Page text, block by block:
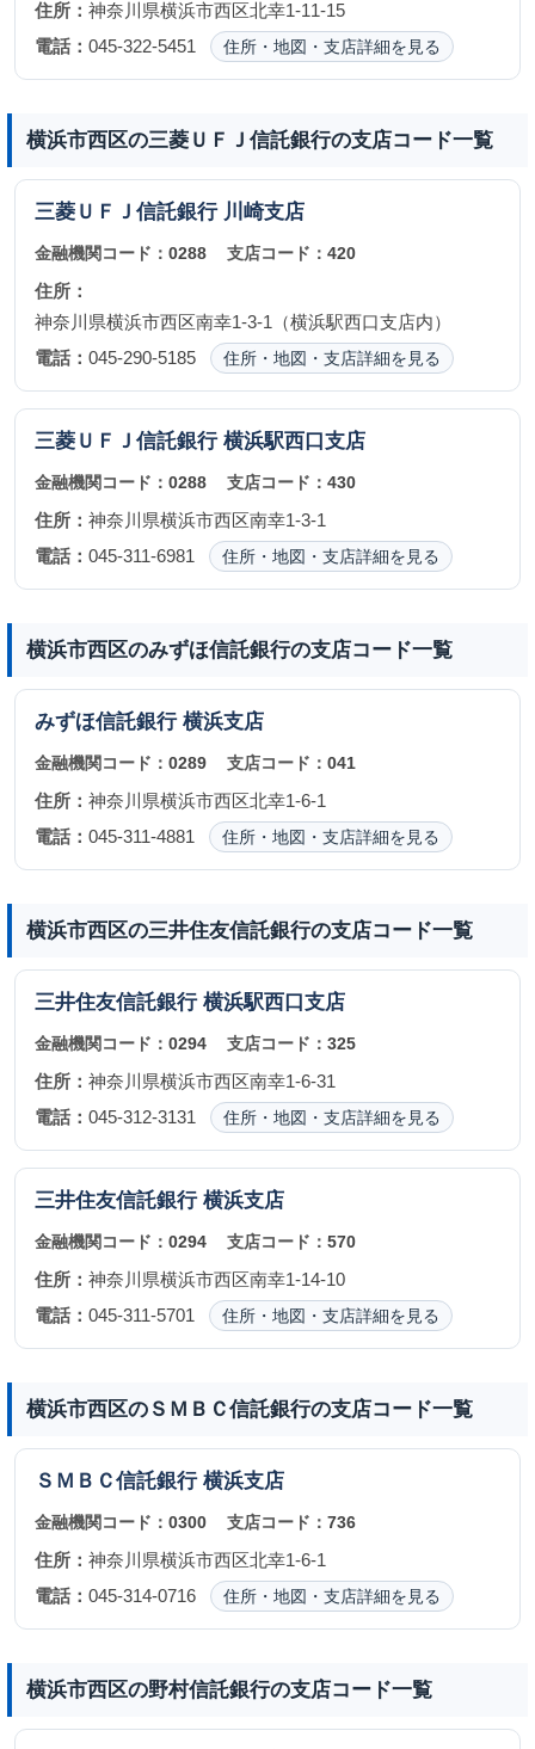
住所： 神奈川県横浜市西区北幸1-11-15
電話： 045-322-5451 住所・地図・支店詳細を見る
横浜市西区の三菱ＵＦＪ信託銀行の支店コード一覧
三菱ＵＦＪ信託銀行 川崎支店
金融機関コード： 0288 支店コード：420
住所：
神奈川県横浜市西区南幸1-3-1（横浜駅西口支店内）
電話： 045-290-5185 住所・地図・支店詳細を見る
三菱ＵＦＪ信託銀行 横浜駅西口支店
金融機関コード： 0288 支店コード：430
住所： 神奈川県横浜市西区南幸1-3-1
電話： 045-311-6981 住所・地図・支店詳細を見る
横浜市西区のみずほ信託銀行の支店コード一覧
みずほ信託銀行 横浜支店
金融機関コード： 0289 支店コード：041
住所： 神奈川県横浜市西区北幸1-6-1
電話： 045-311-4881 住所・地図・支店詳細を見る
横浜市西区の三井住友信託銀行の支店コード一覧
三井住友信託銀行 横浜駅西口支店
金融機関コード： 0294 支店コード：325
住所： 神奈川県横浜市西区南幸1-6-31
電話： 045-312-3131 住所・地図・支店詳細を見る
三井住友信託銀行 横浜支店
金融機関コード： 0294 支店コード：570
住所： 神奈川県横浜市西区南幸1-14-10
電話： 045-311-5701 住所・地図・支店詳細を見る
横浜市西区のＳＭＢＣ信託銀行の支店コード一覧
ＳＭＢＣ信託銀行 横浜支店
金融機関コード： 0300 支店コード：736
住所： 神奈川県横浜市西区北幸1-6-1
電話： 045-314-0716 住所・地図・支店詳細を見る
横浜市西区の野村信託銀行の支店コード一覧